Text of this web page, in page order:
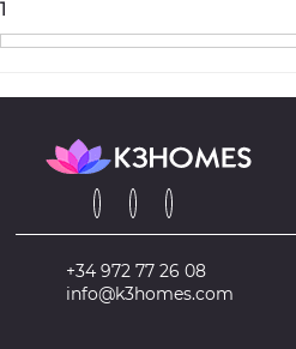
1
+34 972 77 26 08
info@k3homes.com